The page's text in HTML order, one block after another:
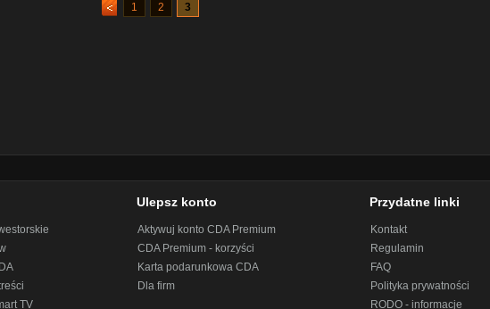
1 2 3
TV
Ulepsz konto
Aktywuj konto CDA Premium
CDA Premium - korzyści
Karta podarunkowa CDA
Dla firm
Przydatne linki
Kontakt
Regulamin
FAQ
Polityka prywatności
RODO - informacje